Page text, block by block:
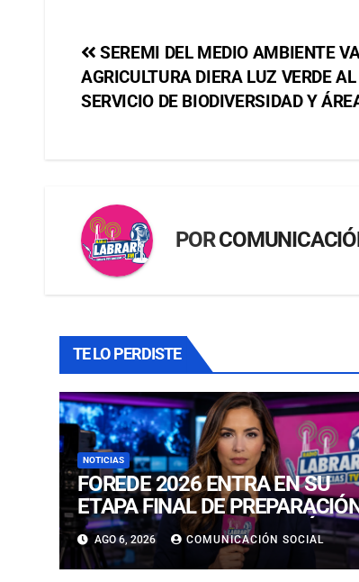
SEREMI DEL MEDIO AMBIENTE
AGRICULTURA DIERA LUZ VERDE
SERVICIO DE BIODIVERSIDAD Y
POR
TE LO PERDISTE
NOTICIAS
FOREDE 2026 ENTRA EN SU
ETAPA FINAL DE
CON NUEVAS TECNOLOGÍAS
ACCESO Y OPORTUNIDADES
PARA ATACAMA
AGO 6, 2026 COMUNICACIÓN SOCIAL